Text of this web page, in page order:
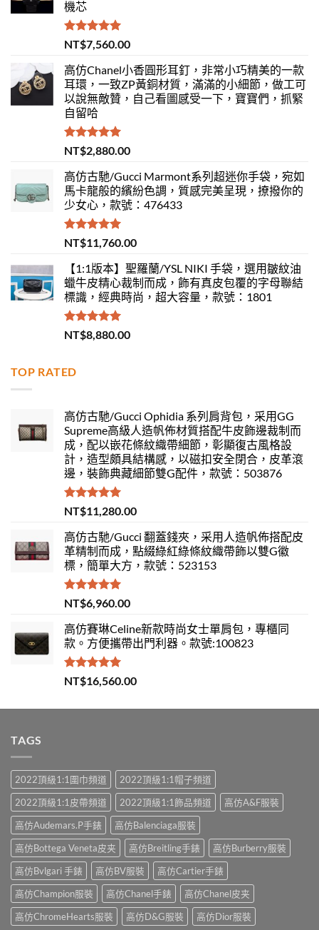
機芯
評分 5.00
滿分 5
NT$7,560.00
高仿Chanel小香圓形耳釘，非常小巧精美的一款
耳環，一致ZP黃銅材質，滿滿的小細節，做工可
以說無敵贊，自己看圖感受一下，寶寶們，抓緊
自留哈
評分 5.00
滿分 5
NT$2,880.00
高仿古馳/Gucci Marmont系列超迷你手袋，宛如
馬卡龍般的繽紛色調，質感完美呈現，撩撥你的
少女心，款號：476433
評分5.00
滿分 5
NT$11,760.00
【1:1版本】聖羅蘭/YSL NIKI 手袋，選用皺紋油
蠟牛皮精心裁制而成，飾有真皮包覆的字母聯結
標識，經典時尚，超大容量，款號：1801
評分 5.00
滿分 5
NT$8,880.00
TOP RATED
高仿古馳/Gucci Ophidia 系列肩背包，采用GG
Supreme高級人造帆佈材質搭配牛皮飾邊裁制而
成，配以嵌花條紋織帶細節，彰顯復古風格設
計，造型頗具結構感，以磁扣安全閉合，皮革滾
邊，裝飾典藏細節雙G配件，款號：503876
評分5.00
滿分 5
NT$11,280.00
高仿古馳/Gucci 翻蓋錢夾，采用人造帆佈搭配皮
革精制而成，點綴綠紅綠條紋織帶飾以雙G徽
標，簡單大方，款號：523153
評分 5.00
滿分 5
NT$6,960.00
高仿賽琳Celine新款時尚女士單肩包，專櫃同
款。方便攜帶出門利器。款號:100823
評分5.00
滿分 5
NT$16,560.00
TAGS
2022頂級1:1圍巾頻道
2022頂級1:1帽子頻道
2022頂級1:1皮帶頻道
2022頂級1:1飾品頻道
高仿A&F服裝
高仿Audemars.P手錶
高仿Balenciaga服裝
高仿Bottega Veneta皮夹
高仿Breitling手錶
高仿Burberry服裝
高仿Bvlgari 手錶
高仿BV服裝
高仿Cartier手錶
高仿Champion服裝
高仿Chanel手錶
高仿Chanel皮夹
高仿ChromeHearts服裝
高仿D&G服裝 高仿Dior服裝